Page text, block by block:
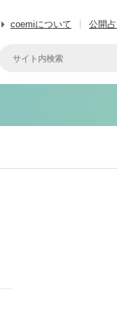
coemiについて 公開